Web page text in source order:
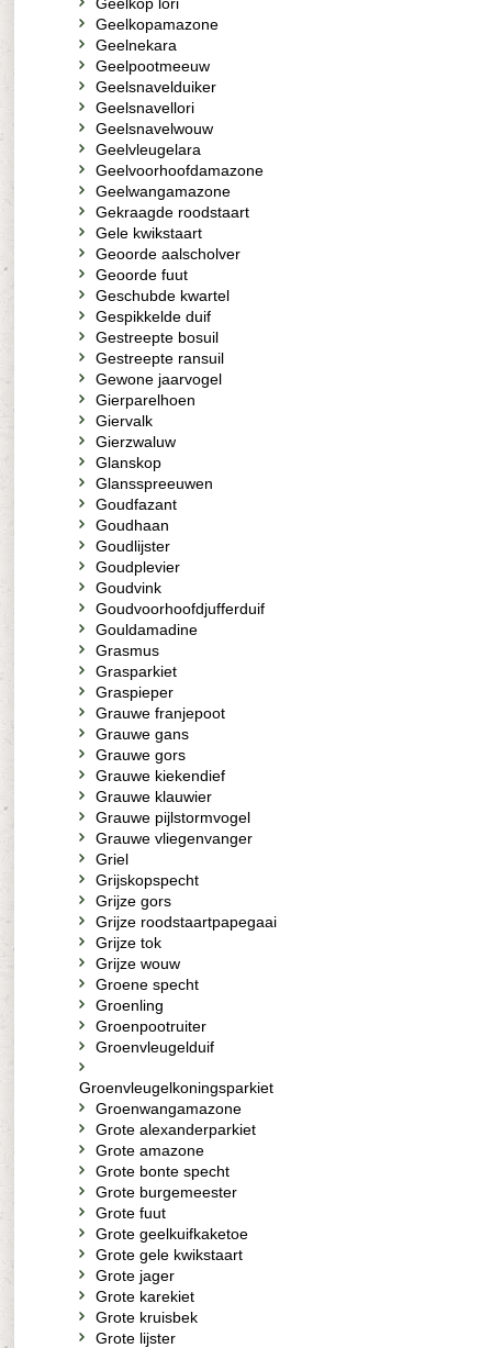
Geelkopamazone
Geelnekara
Geelpootmeeuw
Geelsnavelduiker
Geelsnavellori
Geelsnavelwouw
Geelvleugelara
Geelvoorhoofdamazone
Geelwangamazone
Gekraagde roodstaart
Gele kwikstaart
Geoorde aalscholver
Geoorde fuut
Geschubde kwartel
Gespikkelde duif
Gestreepte bosuil
Gestreepte ransuil
Gewone jaarvogel
Gierparelhoen
Giervalk
Gierzwaluw
Glanskop
Glansspreeuwen
Goudfazant
Goudhaan
Goudlijster
Goudplevier
Goudvink
Goudvoorhoofdjufferduif
Gouldamadine
Grasmus
Grasparkiet
Graspieper
Grauwe franjepoot
Grauwe gans
Grauwe gors
Grauwe kiekendief
Grauwe klauwier
Grauwe pijlstormvogel
Grauwe vliegenvanger
Griel
Grijskopspecht
Grijze gors
Grijze roodstaartpapegaai
Grijze tok
Grijze wouw
Groene specht
Groenling
Groenpootruiter
Groenvleugelduif
Groenvleugelkoningsparkiet
Groenwangamazone
Grote alexanderparkiet
Grote amazone
Grote bonte specht
Grote burgemeester
Grote fuut
Grote geelkuifkaketoe
Grote gele kwikstaart
Grote jager
Grote karekiet
Grote kruisbek
Grote lijster